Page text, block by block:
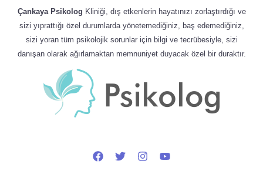
Çankaya Psikolog Kliniği, dış etkenlerin hayatınızı zorlaştırdığı ve
sizi yıprattığı özel durumlarda yönetemediğiniz, baş edemediğiniz,
sizi yoran tüm psikolojik sorunlar için bilgi ve tecrübesiyle, sizi
danışan olarak ağırlamaktan memnuniyet duyacak özel bir duraktır.